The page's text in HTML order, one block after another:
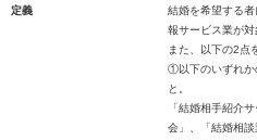
定義
結婚を希望する
報サービス業が対
また、以下の2点
①以下のいずれか
と。
「結婚相手紹介
会」、「結婚相談